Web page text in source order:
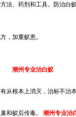
法、药剂和工具。防治白
，加重蚁患。
。 潮州专业治白蚁
从根本上消灭，治标不治
和蚁后传毒。 潮州专业治